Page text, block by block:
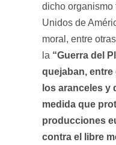
dicho organismo
Unidos de
moral, entre
la “Guerra del
quejaban,
los aranceles y
medida que
producciones
contra el libre